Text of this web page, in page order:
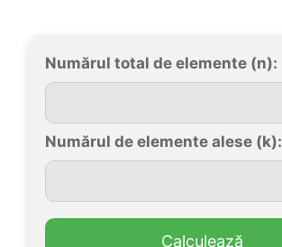
Numărul total de elemente (n):
Numărul de elemente alese (k):
Calculează